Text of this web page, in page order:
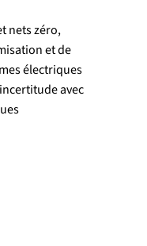
nets zéro,
et de
électriques
avec